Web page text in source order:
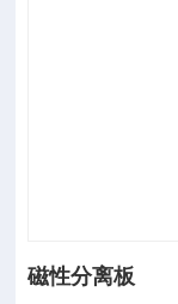
磁性分离板